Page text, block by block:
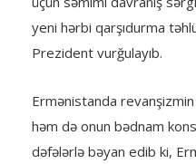
yeni hərbi qarşıdurma
Prezident vurğulayıb.
Ermənistanda
həm də onun bədnam
dəfələrlə bəyan edib ki,